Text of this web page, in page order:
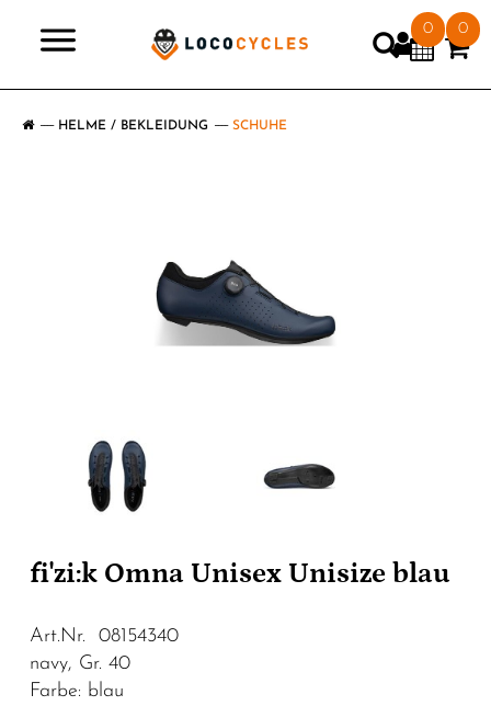
0 0
HELME / BEKLEIDUNG SCHUHE
fi'zi:k Omna Unisex Unisize blau
Art.Nr. 08154340
navy, Gr. 40
Farbe: blau